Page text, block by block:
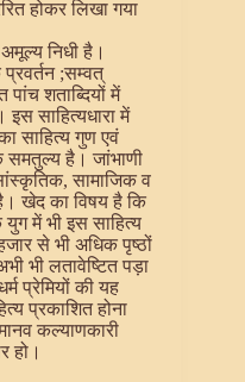
होकर लिखा गया
अमूल्य निधी है।
प्रवर्तन ;सम्वत्
शताब्दियों में
इस साहित्यधारा में
साहित्य गुण एवं
समतुल्य है। जांभाणी
सामाजिक व
है। खेद का विषय है कि
में भी इस साहित्य
से भी अधिक पृष्ठों
भी लतावेष्टित पड़ा
प्रेमियों की यह
प्रकाशित होना
कल्याणकारी
हो।